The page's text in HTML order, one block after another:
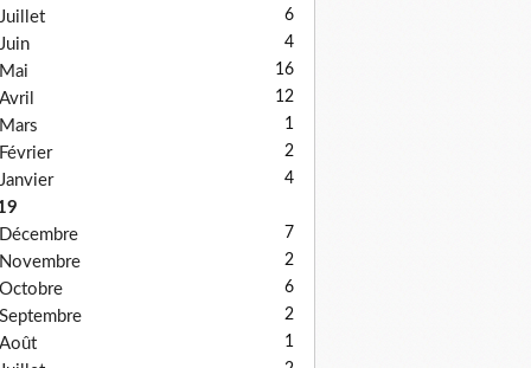
Juillet 6
Juin 4
Mai 16
Avril 12
Mars 1
Février 2
Janvier 4
Décembre
7
Novembre 2
Octobre 6
Septembre 2
Août 1